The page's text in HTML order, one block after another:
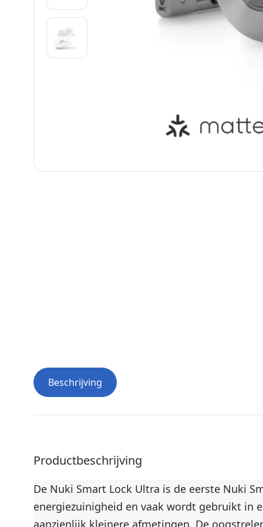
Beschrijving
Productbeschrijving
De Nuki Smart Lock Ultra is de eerste Nuki
energiezuinigheid en vaak wordt gebruikt in
aanzienlijk kleinere afmetingen. De